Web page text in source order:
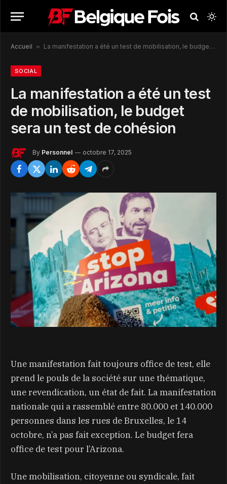
Accueil » La manifestation a été un test de mobilisation, le budget sera un test de cohésion
SOCIAL
La manifestation a été un test
de mobilisation, le budget
sera un test de cohésion
By Personnel octobre 17, 2025
Une manifestation fait toujours office de test, elle
prend le pouls de la société sur une thématique,
une revendication, un état de fait. La manifestation
nationale qui a rassemblé entre 80.000 et 140.000
personnes dans les rues de Bruxelles, le 14
octobre, n’a pas fait exception. Le budget fera
office de test pour l’Arizona.
Une mobilisation, citoyenne ou syndicale, fait